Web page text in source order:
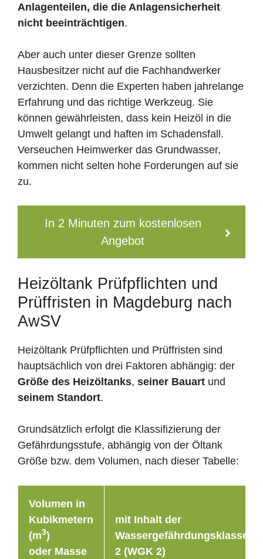
Anlagenteilen, die die Anlagensicherheit
nicht beeinträchtigen.
Aber auch unter dieser Grenze sollten
Hausbesitzer nicht auf die Fachhandwerker
verzichten. Denn die Experten haben jahrelange
Erfahrung und das richtige Werkzeug. Sie
können gewährleisten, dass kein Heizöl in die
Umwelt gelangt und haften im Schadensfall.
Verseuchen Heimwerker das Grundwasser,
kommen nicht selten hohe Forderungen auf sie
zu.
In 2 Minuten zum kostenlosen
Angebot
Heizöltank Prüfpflichten und
Prüffristen in Magdeburg nach
AwSV
Heizöltank Prüfpflichten und Prüffristen sind
hauptsächlich von drei Faktoren abhängig: der
Größe des Heizöltanks, seiner Bauart und
seinem Standort.
Grundsätzlich erfolgt die Klassifizierung der
Gefährdungsstufe, abhängig von der Öltank
Größe bzw. dem Volumen, nach dieser Tabelle:
Volumen in
Kubikmetern
(m3)
oder Masse
mit Inhalt der
Wassergefährdungsklasse
2 (WGK 2)